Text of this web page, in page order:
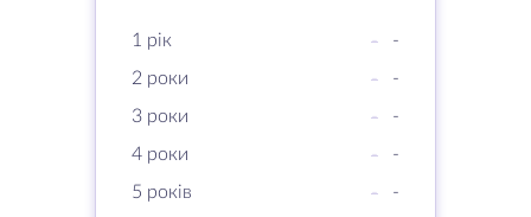
1 рік -
-
2 роки
-
-
3 роки
-
-
4 роки
-
-
5 років
-
-